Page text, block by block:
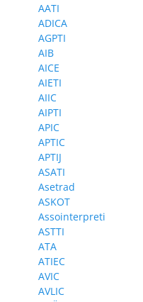
AATI
ADICA
AGPTI
AIB
AICE
AIETI
AIIC
AIPTI
APIC
APTIC
APTIJ
ASATI
Asetrad
ASKOT
Assointerpreti
ASTTI
ATA
ATIEC
AVIC
AVLIC